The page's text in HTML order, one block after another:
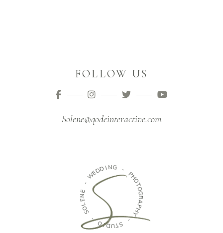
FOLLOW US
Solene@qodeinteractive.com
-
W
EDD ING -
P
H
O
T
O
G
R
A
P
H
Y
-
S
T
U
D
I
O
-
S
O
L
E
N
E